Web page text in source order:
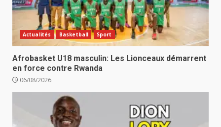
Actualités Basketball Sport
Afrobasket U18 masculin: Les Lionceaux démarrent
en force contre Rwanda
06/08/2026